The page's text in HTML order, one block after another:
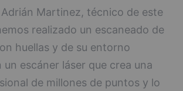
Martinez, técnico de este
realizado un escaneado de
huellas y de su entorno
escáner láser que crea una
de millones de puntos y lo